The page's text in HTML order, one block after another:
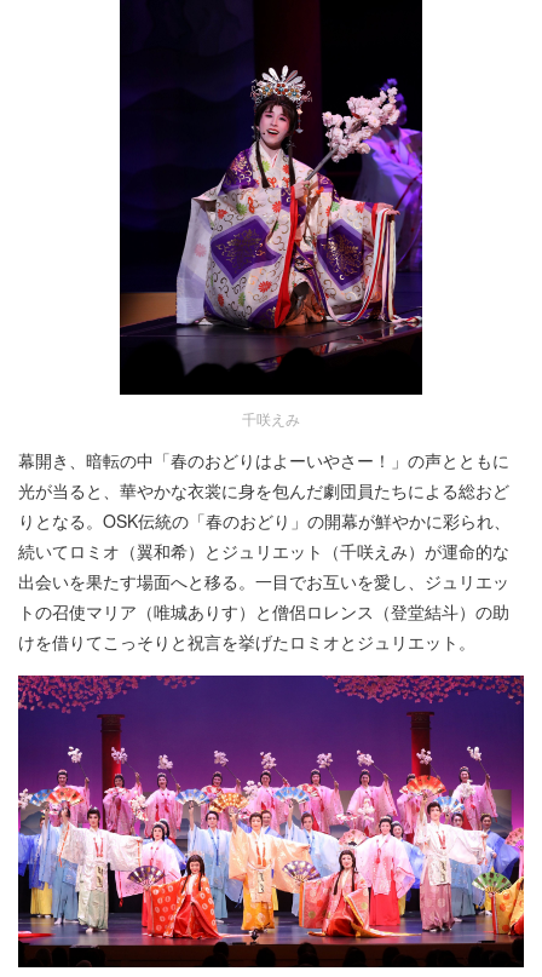
千咲えみ
幕開き、暗転の中「春のおどりはよーいやさー！」の声とともに
光が当ると、華やかな衣裳に身を包んだ劇団員たちによる総おど
りとなる。OSK伝統の「春のおどり」の開幕が鮮やかに彩られ、
続いてロミオ（翼和希）とジュリエット（千咲えみ）が運命的な
出会いを果たす場面へと移る。一目でお互いを愛し、ジュリエッ
トの召使マリア（唯城ありす）と僧侶ロレンス（登堂結斗）の助
けを借りてこっそりと祝言を挙げたロミオとジュリエット。